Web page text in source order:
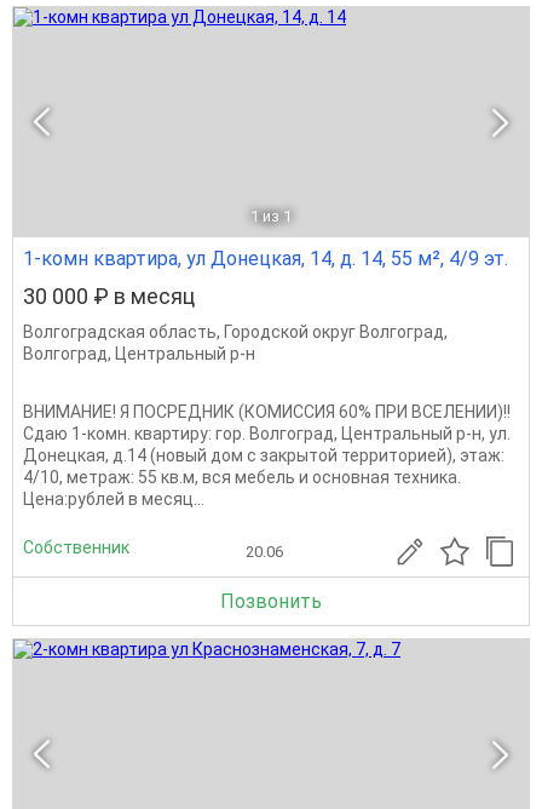
1 из 1
1-комн квартира, ул Донецкая, 14, д. 14, 55 м², 4/9 эт.
30 000 ₽ в месяц
Волгоградская область, Городской округ Волгоград,
Волгоград, Центральный р-н
ВНИМАНИЕ! Я ПОСРЕДНИК (КОМИССИЯ 60% ПРИ ВСЕЛЕНИИ)!!
Сдаю 1-комн. квартиру: гор. Волгоград, Центральный р-н, ул.
Донецкая, д.14 (новый дом с закрытой территорией), этаж:
4/10, метраж: 55 кв.м, вся мебель и основная техника.
Цена:рублей в месяц...
Собственник 20.06
Позвонить